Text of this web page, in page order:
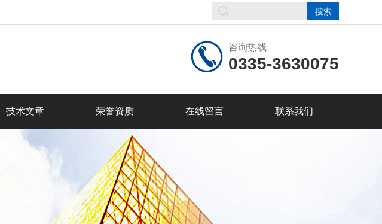
咨询热线
0335-3630075
技术文章 荣誉资质 在线留言 联系我们